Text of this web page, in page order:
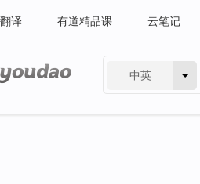
翻译 有道精品课 云笔记
中英